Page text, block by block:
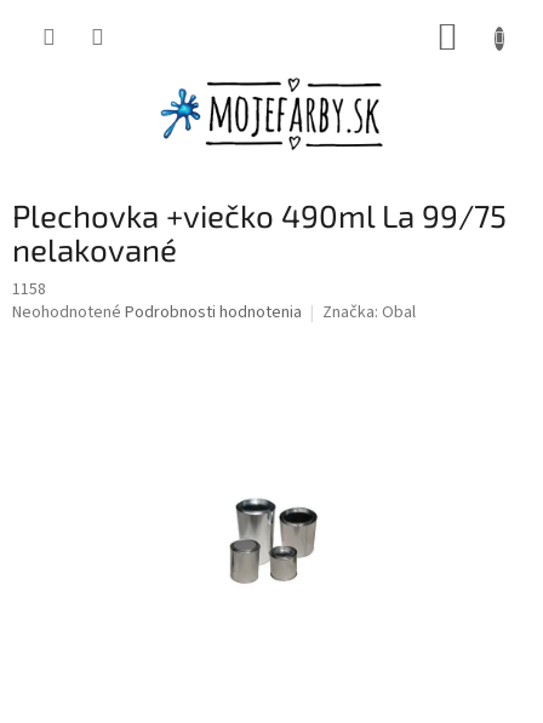
Plechovka +viečko 490ml La 99/75
nelakované
1158
Priemerné
Neohodnotené Podrobnosti hodnotenia Značka: Obal